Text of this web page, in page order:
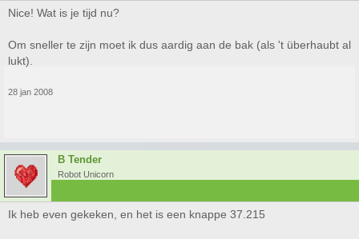
Nice! Wat is je tijd nu?
Om sneller te zijn moet ik dus aardig aan de bak (als 't überhaubt al
lukt).
28 jan 2008
B Tender
Robot Unicorn
Ik heb even gekeken, en het is een knappe 37.215